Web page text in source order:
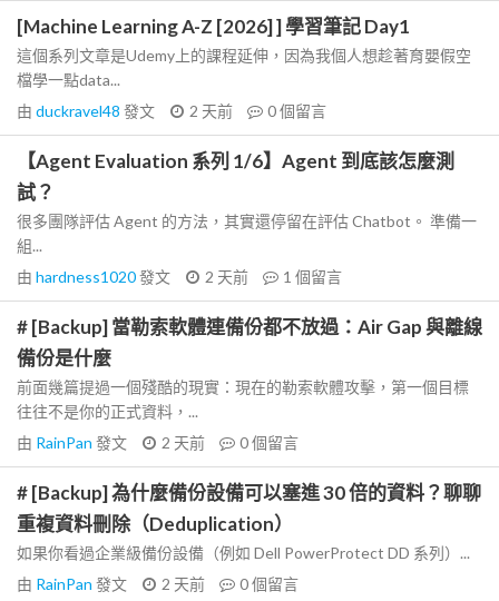
[Machine Learning A-Z [2026] ] 學習筆記 Day1
這個系列文章是Udemy上的課程延伸，因為我個人想趁著育嬰假空
檔學一點data...
由 duckravel48 發文 2 天前 0個留言
【Agent Evaluation 系列 1/6】Agent 到底該怎麼測
試？
很多團隊評估 Agent 的方法，其實還停留在評估 Chatbot。 準備一
組...
由 hardness1020發文 2 天前 1 個留言
# [Backup] 當勒索軟體連備份都不放過：Air Gap 與離線
備份是什麼
前面幾篇提過一個殘酷的現實：現在的勒索軟體攻擊，第一個目標
往往不是你的正式資料，...
由 RainPan 發文 2 天前 0個留言
# [Backup] 為什麼備份設備可以塞進 30 倍的資料？聊聊
重複資料刪除（Deduplication）
如果你看過企業級備份設備（例如 Dell PowerProtect DD 系列）...
由 RainPan 發文 2 天前 0個留言